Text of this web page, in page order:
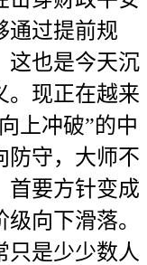
通过提前规
这也是今天沉
。现正在越来
上冲破”的中
防守，大师不
首要方针变成
向下滑落。
只是少少数人